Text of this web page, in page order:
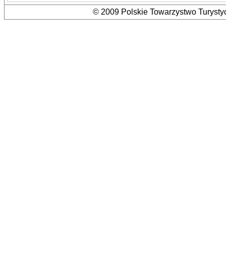
© 2009 Polskie Towarzystwo